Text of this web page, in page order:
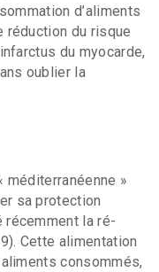
d’aliments
réduction du risque
du myocarde,
oublier la
méditerranéenne »
sa protection
récemment la ré-
Cette alimentation
consommés,